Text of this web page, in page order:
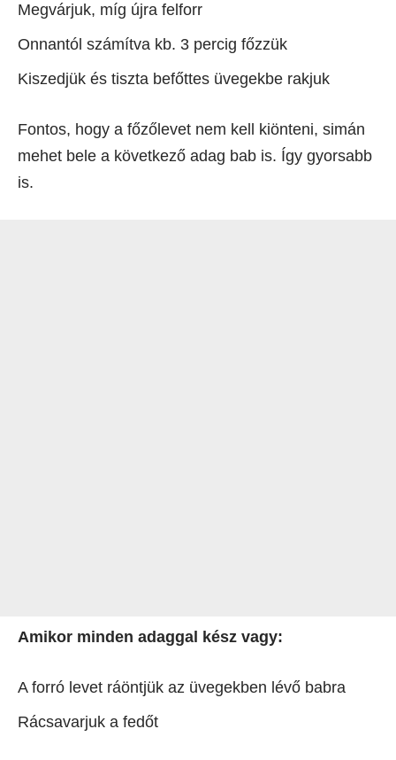
Megvárjuk, míg újra felforr
Onnantól számítva kb. 3 percig főzzük
Kiszedjük és tiszta befőttes üvegekbe rakjuk
Fontos, hogy a főzőlevet nem kell kiönteni, simán
mehet bele a következő adag bab is. Így gyorsabb
is.
Amikor minden adaggal kész vagy:
A forró levet ráöntjük az üvegekben lévő babra
Rácsavarjuk a fedőt